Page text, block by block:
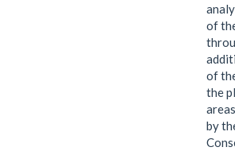
of
of
the
by